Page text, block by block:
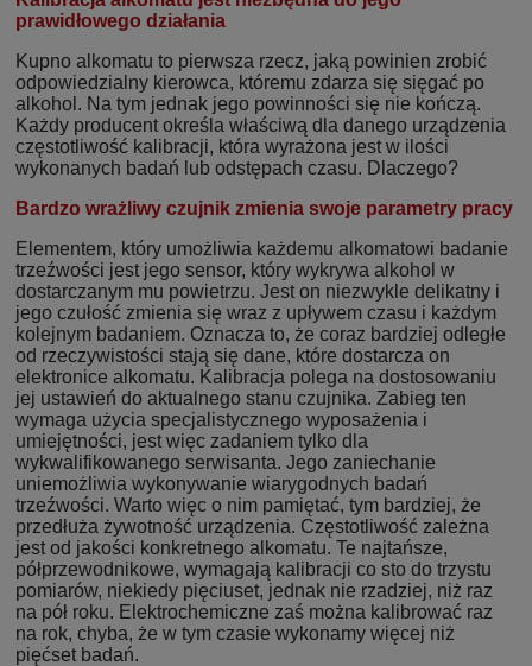
prawidłowego działania
Kupno alkomatu to pierwsza rzecz, jaką powinien zrobić
odpowiedzialny kierowca, któremu zdarza się sięgać po
alkohol. Na tym jednak jego powinności się nie kończą.
Każdy producent określa właściwą dla danego urządzenia
częstotliwość kalibracji, która wyrażona jest w ilości
wykonanych badań lub odstępach czasu. Dlaczego?
Bardzo wrażliwy czujnik zmienia swoje parametry pracy
Elementem, który umożliwia każdemu alkomatowi badanie
trzeźwości jest jego sensor, który wykrywa alkohol w
dostarczanym mu powietrzu. Jest on niezwykle delikatny i
jego czułość zmienia się wraz z upływem czasu i każdym
kolejnym badaniem. Oznacza to, że coraz bardziej odległe
od rzeczywistości stają się dane, które dostarcza on
elektronice alkomatu. Kalibracja polega na dostosowaniu
jej ustawień do aktualnego stanu czujnika. Zabieg ten
wymaga użycia specjalistycznego wyposażenia i
umiejętności, jest więc zadaniem tylko dla
wykwalifikowanego serwisanta. Jego zaniechanie
uniemożliwia wykonywanie wiarygodnych badań
trzeźwości. Warto więc o nim pamiętać, tym bardziej, że
przedłuża żywotność urządzenia. Częstotliwość zależna
jest od jakości konkretnego alkomatu. Te najtańsze,
półprzewodnikowe, wymagają kalibracji co sto do trzystu
pomiarów, niekiedy pięciuset, jednak nie rzadziej, niż raz
na pół roku. Elektrochemiczne zaś można kalibrować raz
na rok, chyba, że w tym czasie wykonamy więcej niż
pięćset badań.